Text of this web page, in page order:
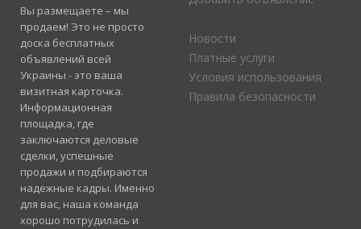
Вы размещаете – мы
продаем! Это не просто
доска бесплатных
объявлений всей
Украины - это ваша
визитная карточка.
Информационная
площадка, где
заключаются деловые
сделки, успешные
продажи и подбираются
надежные кадры. Именно
для вас, наша команда
хорошо потрудилась и
Новости
Платные услуги
Условия использования
Правила безопасности